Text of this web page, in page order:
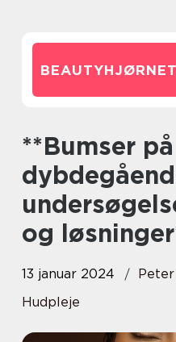
**Bumser på ryggen: En
og
13 januar 2024
Hudpleje